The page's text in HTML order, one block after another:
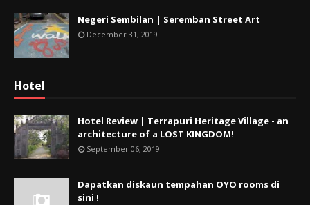
Negeri Sembilan | Seremban Street Art
December 31, 2019
Hotel
Hotel Review | Terrapuri Heritage Village - an
architecture of a LOST KINGDOM!
September 06, 2019
Dapatkan diskaun tempahan OYO rooms di
sini !